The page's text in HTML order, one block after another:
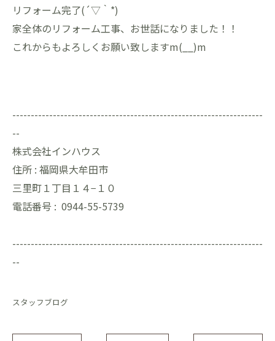
リフォーム完了(´▽｀*)
家全体のリフォーム工事、お世話になりました！！
これからもよろしくお願い致しますm(__)m
--------------------------------------------------------------------
--
株式会社インハウス
住所 : 福岡県大牟田市
三里町１丁目１４−１０
電話番号 : 0944-55-5739
--------------------------------------------------------------------
--
スタッフブログ